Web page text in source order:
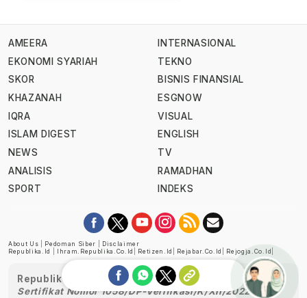
AMEERA
EKONOMI SYARIAH
SKOR
KHAZANAH
IQRA
ISLAM DIGEST
NEWS
ANALISIS
SPORT
INTERNASIONAL
TEKNO
BISNIS FINANSIAL
ESGNOW
VISUAL
ENGLISH
TV
RAMADHAN
INDEKS
About Us Pedoman Siber
Disclaimer
Republika.id
Ihram.republika.co.id Retizen.id Rejabar.co.id Rejogja.co.id
Republika telah diverifikasi oleh Dewan Pers
Sertifikat Nomor 1058/DP-Verifikasi/K/XII/2022